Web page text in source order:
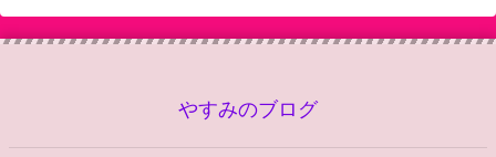
やすみのブログ